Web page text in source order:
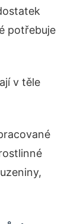
potřebuje
v těle